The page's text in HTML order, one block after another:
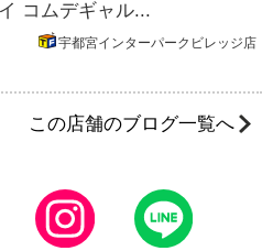
コムデギャル...
宇都宮インターパークビレッジ店
この店舗のブログ一覧へ